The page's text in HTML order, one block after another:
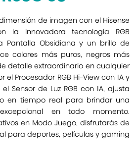
de imagen con el Hisense
la innovadora tecnología RGB
Pantalla Obsidiana y un brillo de
colores más puros, negros más
detalle extraordinario en cualquier
el Procesador RGB Hi-View con IA y
Sensor de Luz RGB con IA, ajusta
en tiempo real para brindar una
en todo momento.
en Modo Juego, disfrutarás de
para deportes, películas y gaming